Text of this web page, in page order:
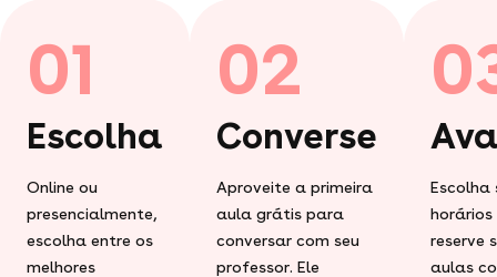
01
Escolha
Online ou
presencialmente,
escolha entre os
melhores
02
Converse
Aproveite a primeira
aula grátis para
conversar com seu
professor. Ele
Escolha
horários
reserve
aulas